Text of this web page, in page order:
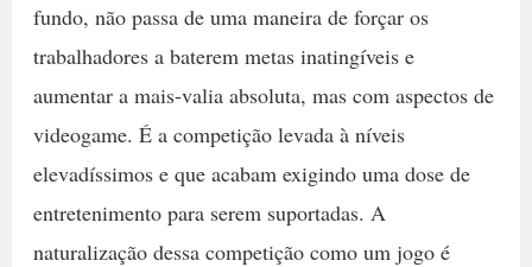
fundo, não passa de uma maneira de forçar os
trabalhadores a baterem metas inatingíveis e
aumentar a mais-valia absoluta, mas com aspectos de
videogame. É a competição levada à níveis
elevadíssimos e que acabam exigindo uma dose de
entretenimento para serem suportadas. A
naturalização dessa competição como um jogo é